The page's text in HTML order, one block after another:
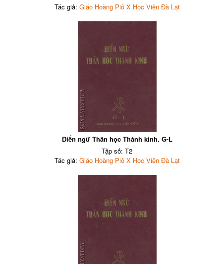
Tác giả: Giáo Hoàng Piô X Học Viện Đà Lạt
Điển ngữ Thần học Thánh kinh. G-L
Tập số: T2
Tác giả: Giáo Hoàng Piô X Học Viện Đà Lạt